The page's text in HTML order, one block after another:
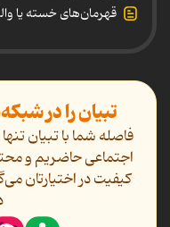
قهرمان‌های خسته یا
تبیان را در
فاصله شما با تبیان
اجتماعی حاضریم و
کیفیت در اختیارتان